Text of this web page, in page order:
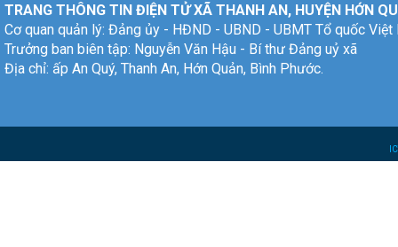
TRANG THÔNG TIN ĐIỆN TỬ XÃ THANH AN, HUYỆN HỚN
Cơ quan quản lý: Đảng ủy - HĐND - UBND - UBMT Tổ quốc Việt
Trưởng ban biên tập: Nguyễn Văn Hậu - Bí thư Đảng uỷ xã
Địa chỉ: ấp An Quý, Thanh An, Hớn Quản, Bình Phước.